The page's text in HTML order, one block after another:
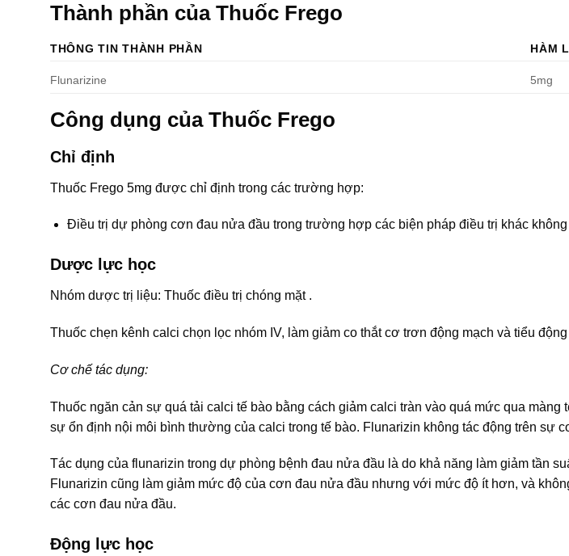
Thành phần của Thuốc Frego
THÔNG TIN THÀNH PHẦN HÀM
Flunarizine 5mg
Công dụng của Thuốc Frego
Chỉ định
Thuốc Frego 5mg được chỉ định trong các trường hợp:
Điều trị dự phòng cơn đau nửa đầu trong trường hợp các biện pháp điều trị khác
Dược lực học
Nhóm dược trị liệu: Thuốc điều trị chóng mặt .
Thuốc chẹn kênh calci chọn lọc nhóm IV, làm giảm co thắt cơ trơn động mạch và tiểu động
Cơ chế tác dụng:
Thuốc ngăn cản sự quá tải calci tế bào bằng cách giảm calci tràn vào quá mức qua màng
sự ổn định nội môi bình thường của calci trong tế bào. Flunarizin không tác động trên sự
Tác dụng của flunarizin trong dự phòng bệnh đau nửa đầu là do khả năng làm giảm tần
Flunarizin cũng làm giảm mức độ của cơn đau nửa đầu nhưng với mức độ ít hơn, và
các cơn đau nửa đầu.
Động lực học